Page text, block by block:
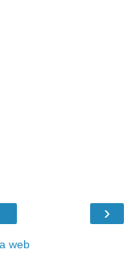
›
web